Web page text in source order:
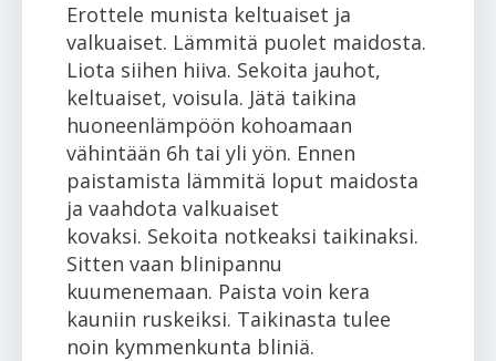
Erottele munista keltuaiset ja
valkuaiset. Lämmitä puolet maidosta.
Liota siihen hiiva. Sekoita jauhot,
keltuaiset, voisula. Jätä taikina
huoneenlämpöön kohoamaan
vähintään 6h tai yli yön. Ennen
paistamista lämmitä loput maidosta
ja vaahdota valkuaiset
kovaksi. Sekoita notkeaksi taikinaksi.
Sitten vaan blinipannu
kuumenemaan. Paista voin kera
kauniin ruskeiksi. Taikinasta tulee
noin kymmenkunta bliniä.